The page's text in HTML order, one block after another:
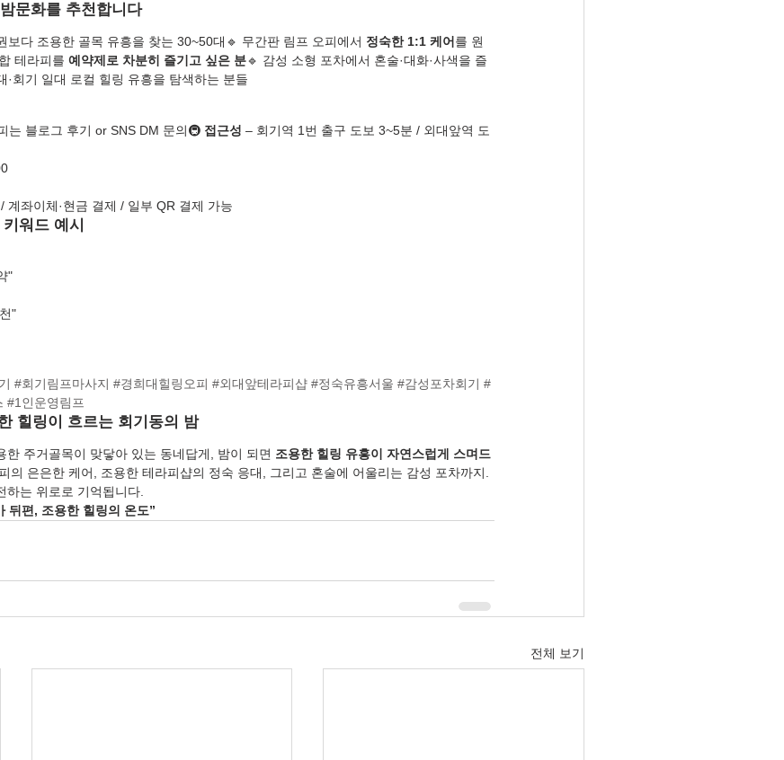
문화를 추천합니다
보다 조용한 골목 유흥을 찾는 30~50대🔹 무간판 림프 오피에서 정숙한 1:1 케어 를 원
테라피를 예약제로 차분히 즐기고 싶은 분🔹 감성 소형 포차에서 혼술·대화·사색을 즐
·회기 일대 로컬 힐링 유흥을 탐색하는 분들
는 블로그 후기 or SNS DM 문의🚇 접근성 – 회기역 1번 출구 도보 3~5분 / 외대앞역 도
계좌이체·현금 결제 / 일부 QR 결제 가능
워드 예시
"
"
#회기림프마사지 #경희대힐링오피 #외대앞테라피샵 #정숙유흥서울 #감성포차회기 #
#1인운영림프
힐링이 흐르는 회기동의 밤
한 주거골목이 맞닿아 있는 동네답게, 밤이 되면 조용한 힐링 유흥이 자연스럽게 스며드
의 은은한 케어, 조용한 테라피샵의 정숙 응대, 그리고 혼술에 어울리는 감성 포차까지.
하는 위로로 기억됩니다.
뒤편, 조용한 힐링의 온도”
전체 보기